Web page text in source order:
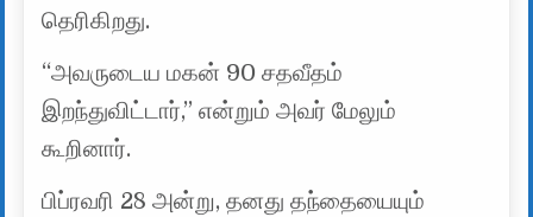
தெரிகிறது.
“அவருடைய மகன் 90 சதவீதம்
இறந்துவிட்டார்,” என்றும் அவர் மேலும்
கூறினார்.
பிப்ரவரி 28 அன்று, தனது தந்தையையும்